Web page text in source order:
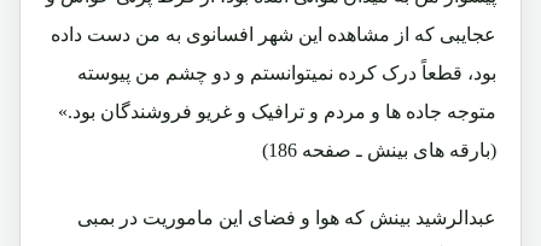
عجایبی که از مشاهده این شهر افسانوی به من دست داده
بود، قطعاً درک کرده نمیتوانستم و دو چشم من پیوسته
متوجه جاده ها و مردم و ترافیک و غریو فروشندگان بود.»
(بارقه های بینش ـ صفحه 186)
عبدالرشید بینش که هوا و فضای این ماموریت در بمبی